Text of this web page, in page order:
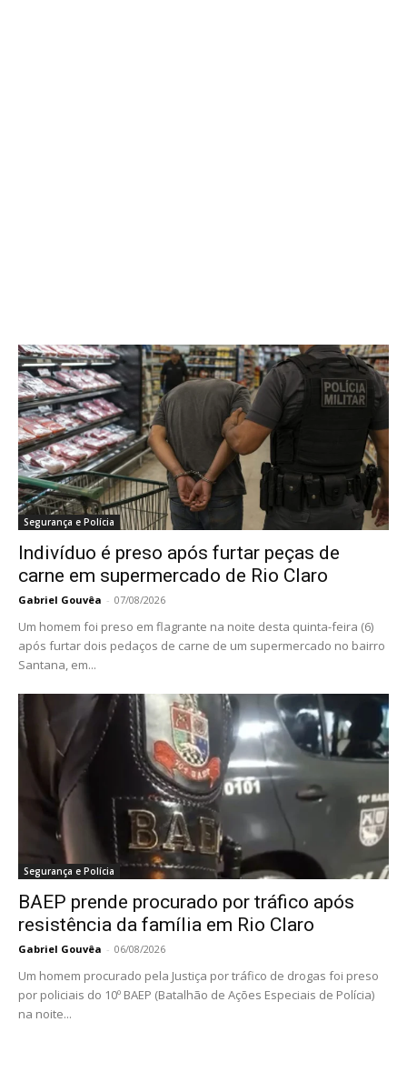
Segurança e Polícia
Indivíduo é preso após furtar peças de
carne em supermercado de Rio Claro
Gabriel Gouvêa - 07/08/2026
Um homem foi preso em flagrante na noite desta quinta-feira (6)
após furtar dois pedaços de carne de um supermercado no bairro
Santana, em...
Segurança e Polícia
BAEP prende procurado por tráfico após
resistência da família em Rio Claro
Gabriel Gouvêa - 06/08/2026
Um homem procurado pela Justiça por tráfico de drogas foi preso
por policiais do 10º BAEP (Batalhão de Ações Especiais de Polícia)
na noite...